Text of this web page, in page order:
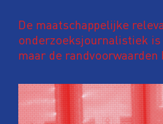
De maatschappelijke
onderzoeksjournalistiek
maar de randvoorwaarden
Conferentie duiken we in
ongemakkelijke
en urgente blik op de